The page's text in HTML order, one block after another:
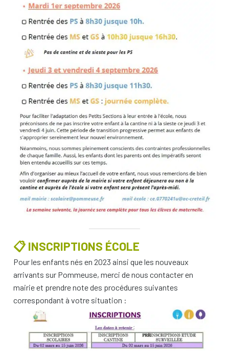
📋 INSCRIPTIONS ÉCOLE
Pour les enfants nés en 2023 ainsi que les nouveaux
arrivants sur Pommeuse, merci de nous contacter en
mairie et prendre note des procédures suivantes
correspondant à votre situation :